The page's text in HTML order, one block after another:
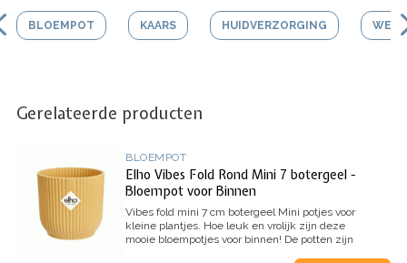
BLOEMPOT KAARS HUIDVERZORGING
Gerelateerde producten
BLOEMPOT
Elho Vibes Fold Rond Mini 7 botergeel -
Bloempot voor Binnen
Vibes fold mini 7 cm botergeel Mini potjes voor
kleine plantjes. Hoe leuk en vrolijk zijn deze
mooie bloempotjes voor binnen! De potten zijn